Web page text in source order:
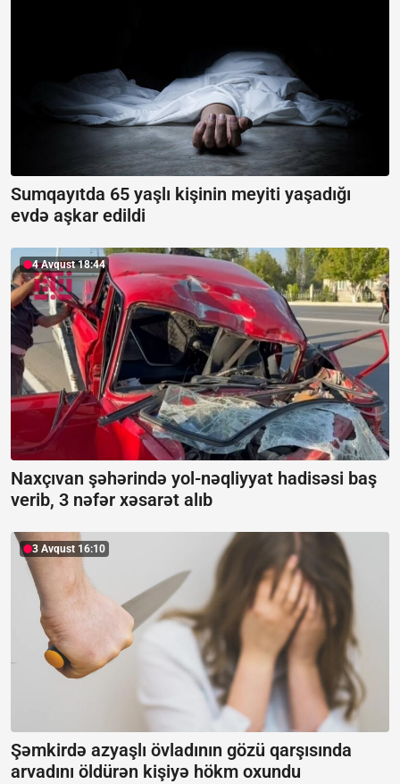
Sumqayıtda 65 yaşlı kişinin meyiti yaşadığı
evdə aşkar edildi
4 Avqust 18:44
Naxçıvan şəhərində yol-nəqliyyat hadisəsi baş
verib, 3 nəfər xəsarət alıb
3 Avqust 16:10
Şəmkirdə azyaşlı övladının gözü qarşısında
arvadını öldürən kişiyə hökm oxundu